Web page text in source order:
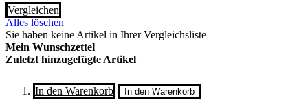
Vergleichen
Alles löschen
Sie haben keine Artikel in Ihrer Vergleichsliste
Mein Wunschzettel
Zuletzt hinzugefügte Artikel
In den Warenkorb In den Warenkorb